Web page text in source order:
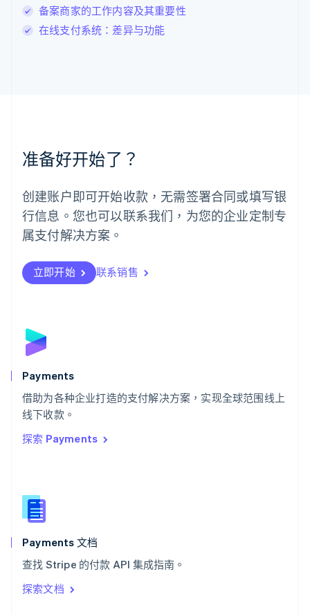
备案商家的工作内容及其重要性
在线支付系统：差异与功能
准备好开始了？
创建账户即可开始收款，无需签署合同或填写银
行信息。您也可以联系我们，为您的企业定制专
属支付解决方案。
立即开始 联系销售
Payments
借助为各种企业打造的支付解决方案，实现全球范围线上
线下收款。
探索 Payments
Payments 文档
查找 Stripe 的付款 API 集成指南。
探索文档
罗马尼亚
English
挪威
葡萄牙
Português English
日本
日本語English
瑞典
瑞士
DeutschFrançais
English
斯洛文尼亚
泰国
ไทยEnglish
希腊
English
西班牙
新西兰
English
匈牙利
English
ItalianoEnglish
印度
English